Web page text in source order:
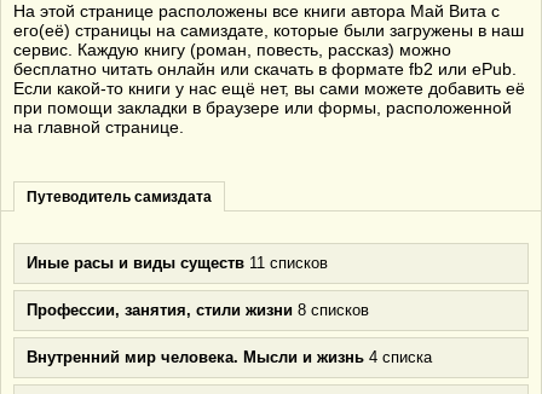
На этой странице расположены все книги автора Май Вита с
его(её) страницы на самиздате, которые были загружены в наш
сервис. Каждую книгу (роман, повесть, рассказ) можно
бесплатно читать онлайн или скачать в формате fb2 или ePub.
Если какой-то книги у нас ещё нет, вы сами можете добавить её
при помощи закладки в браузере или формы, расположенной
на главной странице.
Путеводитель самиздата
Иные расы и виды существ 11 списков
Профессии, занятия, стили жизни 8 списков
Внутренний мир человека. Мысли и жизнь 4 списка